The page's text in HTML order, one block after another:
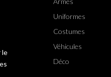
le
Uniformes
Costumes
Véhicules
Déco